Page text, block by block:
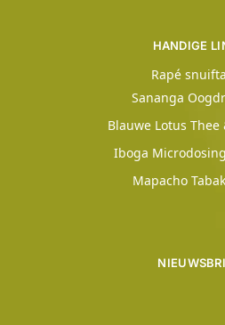
HANDIGE
Rapé
Sananga
Blauwe Lotus Thee
Iboga
Mapacho